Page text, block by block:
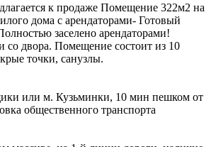
к продаже Помещение 322м2 на
дома с арендаторами- Готовый
заселено арендаторами!
со двора. Помещение состоит из 10
точки, санузлы.
или м. Кузьминки, 10 мин пешком от
общественного транспорта